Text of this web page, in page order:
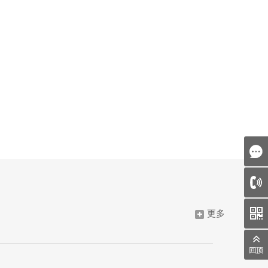
更多